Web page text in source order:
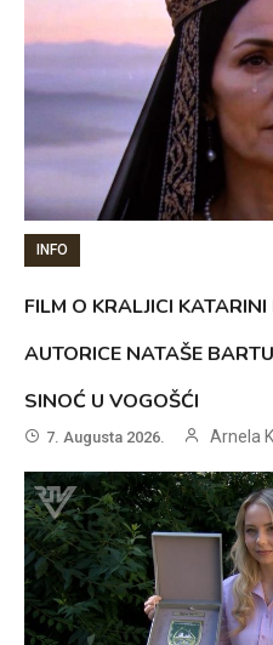
INFO
FILM O KRALJICI
AUTORICE NATAŠE
SINOĆ U VOGOŠĆI
7. Augusta 2026. Arnela